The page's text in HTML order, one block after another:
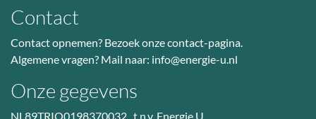
Contact
Contact opnemen? Bezoekonze contact-pagina.
Algemene vragen? Mail naar: info@energie-u.nl
Onze gegevens
NL89TRIO0198370032 t.n.v. Energie U